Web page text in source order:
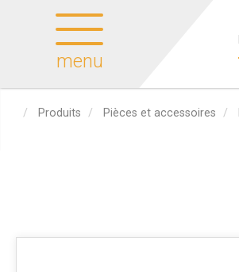
menu
Produits Pièces et accessoires